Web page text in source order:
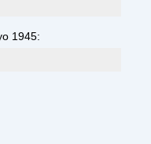
1945: